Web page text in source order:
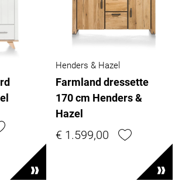
Henders & Hazel
Farmland dressette
170 cm Henders &
Hazel
€ 1.599,00